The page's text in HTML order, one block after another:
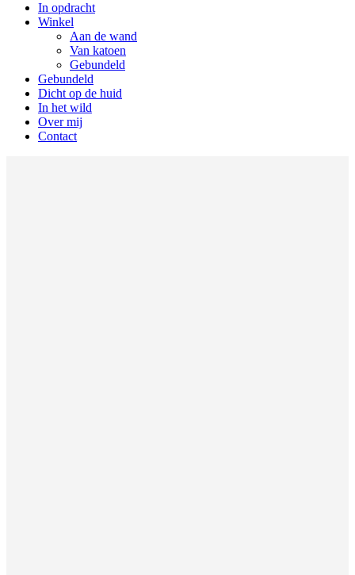
In opdracht
Winkel
Aan de wand
Van katoen
Gebundeld
Gebundeld
Dicht op de huid
In het wild
Over mij
Contact